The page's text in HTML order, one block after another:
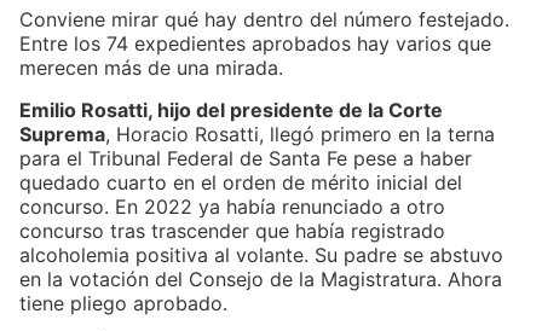
Conviene mirar qué hay dentro del número festejado.
Entre los 74 expedientes aprobados hay varios que
merecen más de una mirada.
Emilio Rosatti, hijo del presidente de la Corte
Suprema, Horacio Rosatti, llegó primero en la terna
para el Tribunal Federal de Santa Fe pese a haber
quedado cuarto en el orden de mérito inicial del
concurso. En 2022 ya había renunciado a otro
concurso tras trascender que había registrado
alcoholemia positiva al volante. Su padre se abstuvo
en la votación del Consejo de la Magistratura. Ahora
tiene pliego aprobado.